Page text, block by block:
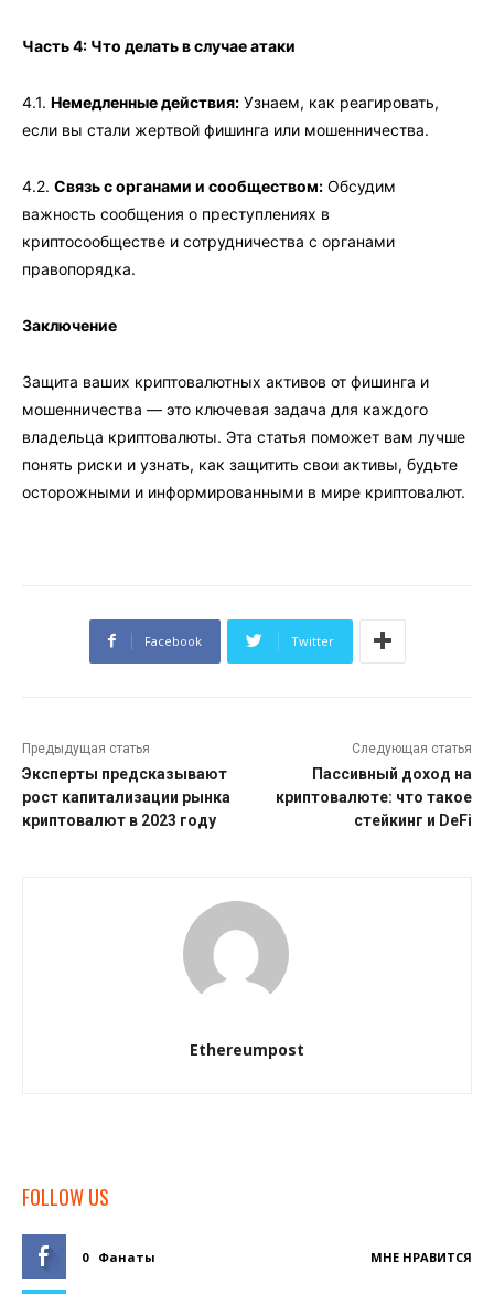
Часть 4: Что делать в случае атаки
4.1. Немедленные действия: Узнаем, как реагировать,
если вы стали жертвой фишинга или мошенничества.
4.2. Связь с органами и сообществом: Обсудим
важность сообщения о преступлениях в
криптосообществе и сотрудничества с органами
правопорядка.
Заключение
Защита ваших криптовалютных активов от фишинга и
мошенничества — это ключевая задача для каждого
владельца криптовалюты. Эта статья поможет вам лучше
понять риски и узнать, как защитить свои активы, будьте
осторожными и информированными в мире криптовалют.
Facebook Twitter
Предыдущая статья
Эксперты предсказывают
рост капитализации рынка
криптовалют в 2023 году
Следующая статья
Пассивный доход на
криптовалюте: что такое
стейкинг и DeFi
Ethereumpost
FOLLOW US
0 Фанаты МНЕ НРАВИТСЯ